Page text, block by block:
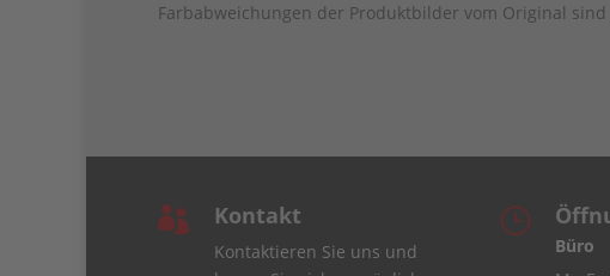
Farbabweichungen der Produktbilder vom Original
 Kontakt
Kontaktieren Sie uns und
}
Büro